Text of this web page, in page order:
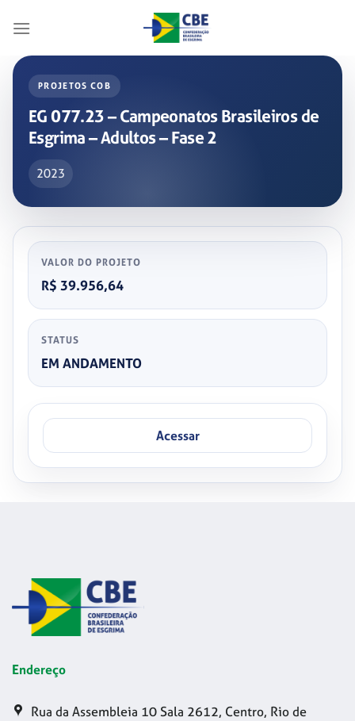
PROJETOS COB
EG 077.23 – Campeonatos Brasileiros de
Esgrima – Adultos – Fase 2
2023
VALOR DO PROJETO
R$ 39.956,64
STATUS
EM ANDAMENTO
Acessar
Endereço
Rua da Assembleia 10 Sala 2612, Centro, Rio de